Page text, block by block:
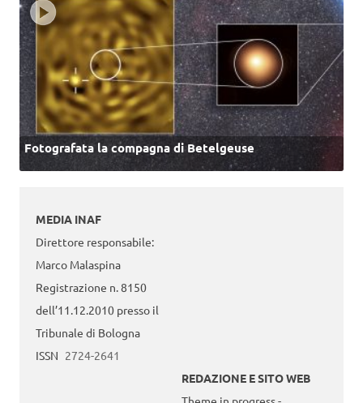
Fotografata la compagna di Betelgeuse
MEDIA INAF
Direttore responsabile:
Marco Malaspina
Registrazione n. 8150
dell’11.12.2010 presso il
Tribunale di Bologna
ISSN 2724-2641
REDAZIONE E SITO WEB